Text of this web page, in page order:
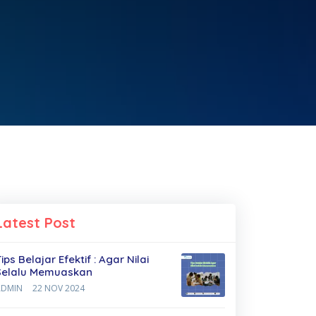
Post
Belajar Efektif : Agar Nilai
Memuaskan
22 NOV 2024